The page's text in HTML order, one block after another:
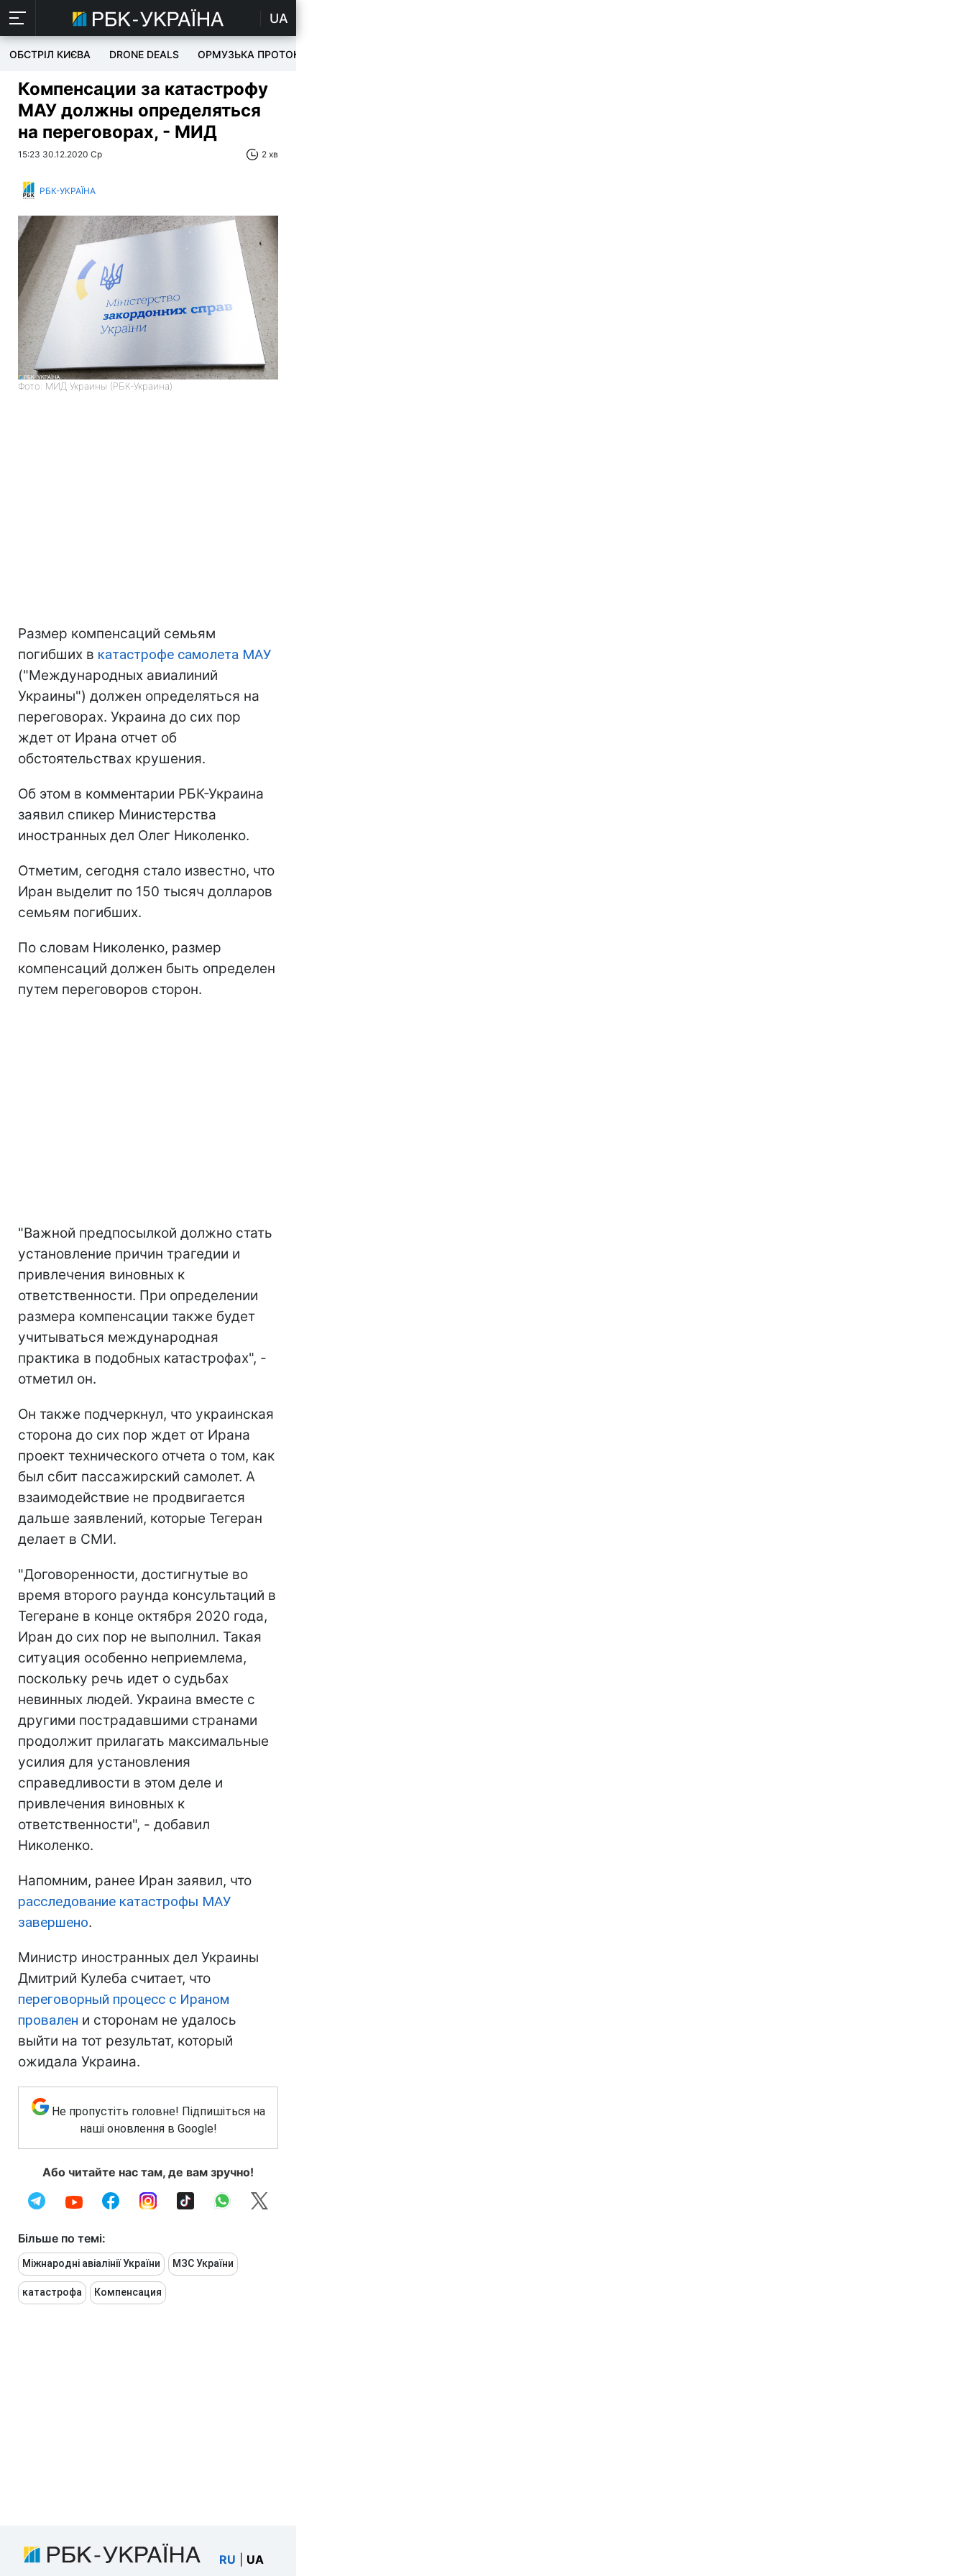
UA
ОБСТРІЛ КИЄВА DRONE DEALS ОРМУЗЬКА ПРОТОКА
Компенсации за катастрофу
МАУ должны определяться
на переговорах, - МИД
15:23 30.12.2020 Ср 2 хв
РБК-УКРАЇНА
Фото: МИД Украины (РБК-Украина)
Размер компенсаций семьям
погибших в катастрофе самолета МАУ
("Международных авиалиний
Украины") должен определяться на
переговорах. Украина до сих пор
ждет от Ирана отчет об
обстоятельствах крушения.
Об этом в комментарии РБК-Украина
заявил спикер Министерства
иностранных дел Олег Николенко.
Отметим, сегодня стало известно, что
Иран выделит по 150 тысяч долларов
семьям погибших.
По словам Николенко, размер
компенсаций должен быть определен
путем переговоров сторон.
"Важной предпосылкой должно стать
установление причин трагедии и
привлечения виновных к
ответственности. При определении
размера компенсации также будет
учитываться международная
практика в подобных катастрофах", -
отметил он.
Он также подчеркнул, что украинская
сторона до сих пор ждет от Ирана
проект технического отчета о том, как
был сбит пассажирский самолет. А
взаимодействие не продвигается
дальше заявлений, которые Тегеран
делает в СМИ.
"Договоренности, достигнутые во
время второго раунда консультаций в
Тегеране в конце октября 2020 года,
Иран до сих пор не выполнил. Такая
ситуация особенно неприемлема,
поскольку речь идет о судьбах
невинных людей. Украина вместе с
другими пострадавшими странами
продолжит прилагать максимальные
усилия для установления
справедливости в этом деле и
привлечения виновных к
ответственности", - добавил
Николенко.
Напомним, ранее Иран заявил, что
расследование катастрофы МАУ
завершено.
Министр иностранных дел Украины
Дмитрий Кулеба считает, что
переговорный процесс с Ираном
провален и сторонам не удалось
выйти на тот результат, который
ожидала Украина.
Не пропустіть головне! Підпишіться на
наші оновлення в Google!
Або читайте нас там, де вам зручно!
Більше по темі:
Міжнародні авіалінії України МЗС України
катастрофа Компенсация
RU UA